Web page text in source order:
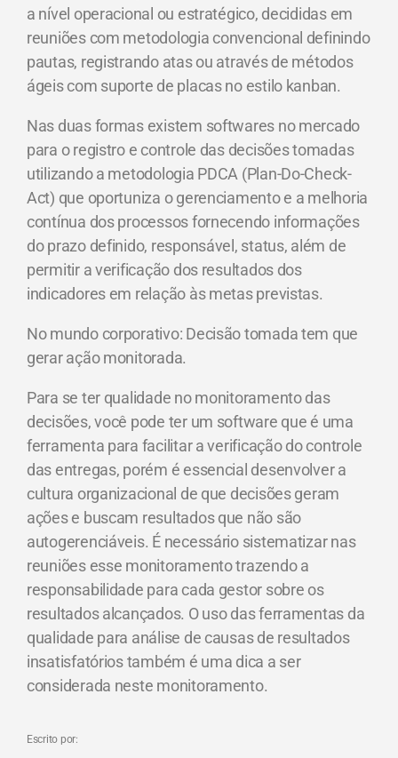
a nível operacional ou estratégico, decididas em
reuniões com metodologia convencional definindo
pautas, registrando atas ou através de métodos
ágeis com suporte de placas no estilo kanban.
Nas duas formas existem softwares no mercado
para o registro e controle das decisões tomadas
utilizando a metodologia PDCA (Plan-Do-Check-
Act) que oportuniza o gerenciamento e a melhoria
contínua dos processos fornecendo informações
do prazo definido, responsável, status, além de
permitir a verificação dos resultados dos
indicadores em relação às metas previstas.
No mundo corporativo: Decisão tomada tem que
gerar ação monitorada.
Para se ter qualidade no monitoramento das
decisões, você pode ter um software que é uma
ferramenta para facilitar a verificação do controle
das entregas, porém é essencial desenvolver a
cultura organizacional de que decisões geram
ações e buscam resultados que não são
autogerenciáveis. É necessário sistematizar nas
reuniões esse monitoramento trazendo a
responsabilidade para cada gestor sobre os
resultados alcançados. O uso das ferramentas da
qualidade para análise de causas de resultados
insatisfatórios também é uma dica a ser
considerada neste monitoramento.
Escrito por: